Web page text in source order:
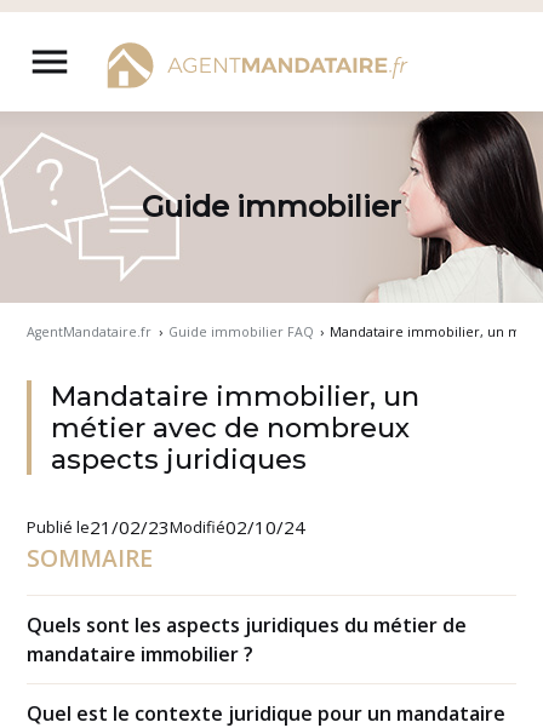
Aller
contenu
menu
Guide immobilier
AgentMandataire.fr › Guide immobilier FAQ › Mandataire immobilier, un
Mandataire immobilier, un
métier avec de nombreux
aspects juridiques
Publié le21/02/23Modifié02/10/24
SOMMAIRE
Quels sont les aspects juridiques du métier de
mandataire immobilier ?
Quel est le contexte juridique pour un mandataire